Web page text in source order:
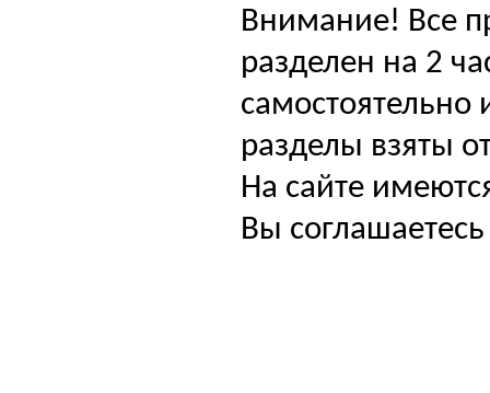
Внимание! Все
разделен на 2
самостоятельно
разделы взяты
На сайте
Вы